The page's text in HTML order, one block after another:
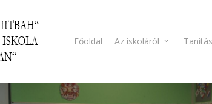
Főoldal Az iskoláról Tanítás